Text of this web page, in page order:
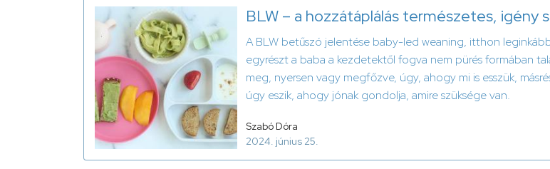
BLW – a hozzátáplálás természetes, igény
A BLW betűszó jelentése baby-led weaning, itthon
egyrészt a baba a kezdetektől fogva nem pürés formában
meg, nyersen vagy megfőzve, úgy, ahogy mi is esszük,
úgy eszik, ahogy jónak gondolja, amire szüksége van.
Szabó Dóra
2024. június 25.